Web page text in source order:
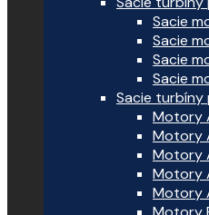
Sacie
Sacie
Sacie
Sacie
Sacie turbíny
Motory
Motory
Motory
Motory
Motory